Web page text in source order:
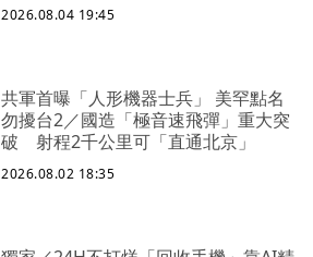
2026.08.04 19:45
共軍首曝「人形機器士兵」 美罕點名
勿擾台2／國造「極音速飛彈」重大突
破 射程2千公里可「直通北京」
2026.08.02 18:35